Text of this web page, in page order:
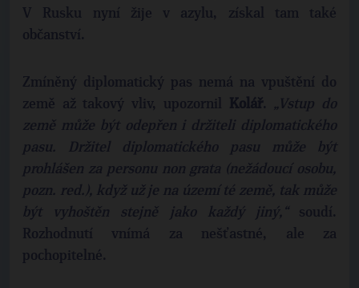
V Rusku nyní žije v azylu, získal tam také
občanství.
Zmíněný diplomatický pas nemá na vpuštění do
země až takový vliv, upozornil
Kolář. „Vstup do
země může být odepřen i držiteli diplomatického
pasu. Držitel diplomatického pasu může být
prohlášen za personu non grata (nežádoucí osobu,
pozn. red.), když už je na území té země, tak může
být vyhoštěn stejně jako každý jiný,“soudí.
Rozhodnutí vnímá za nešťastné, ale za
pochopitelné.